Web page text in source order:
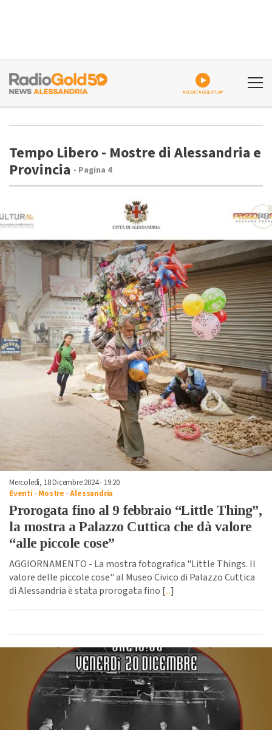
Tempo Libero - Mostre di Alessandria e
Provincia - Pagina 4
Mercoledì, 18 Dicembre 2024 - 19:20
Eventi -Mostre -Alessandria
Prorogata fino al 9 febbraio “Little Thing”,
la mostra a Palazzo Cuttica che dà valore
“alle piccole cose”
AGGIORNAMENTO - La mostra fotografica "Little Things. Il
valore delle piccole cose" al Museo Civico di Palazzo Cuttica
di Alessandria è stata prorogata fino [...]